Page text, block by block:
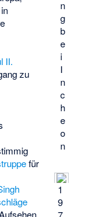
n
g
b
e
i
I
n
c
h
e
o
n
1
9
II.
zu
für